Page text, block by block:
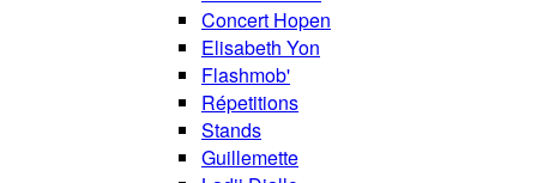
Concert Hopen
Elisabeth Yon
Flashmob'
Répetitions
Stands
Guillemette